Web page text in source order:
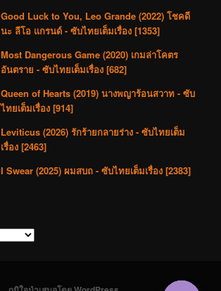
Good Luck to You, Leo Grande (2022) โชคดี
นะ ลีโอ แกรนด์ - ซับไทยเต็มเรื่อง [1353]
Most Dangerous Game (2020) เกมล่าโคตร
อันตราย - ซับไทยเต็มเรื่อง [682]
Queen of Hearts (2019) นางพญาร้อนสวาท - ซับ
ไทยเต็มเรื่อง [914]
Leviticus (2026) รักร้ายกลายร่าง - ซับไทยเต็ม
เรื่อง [2463]
I Swear (2025) ผมสบถ - ซับไทยเต็มเรื่อง [2383]